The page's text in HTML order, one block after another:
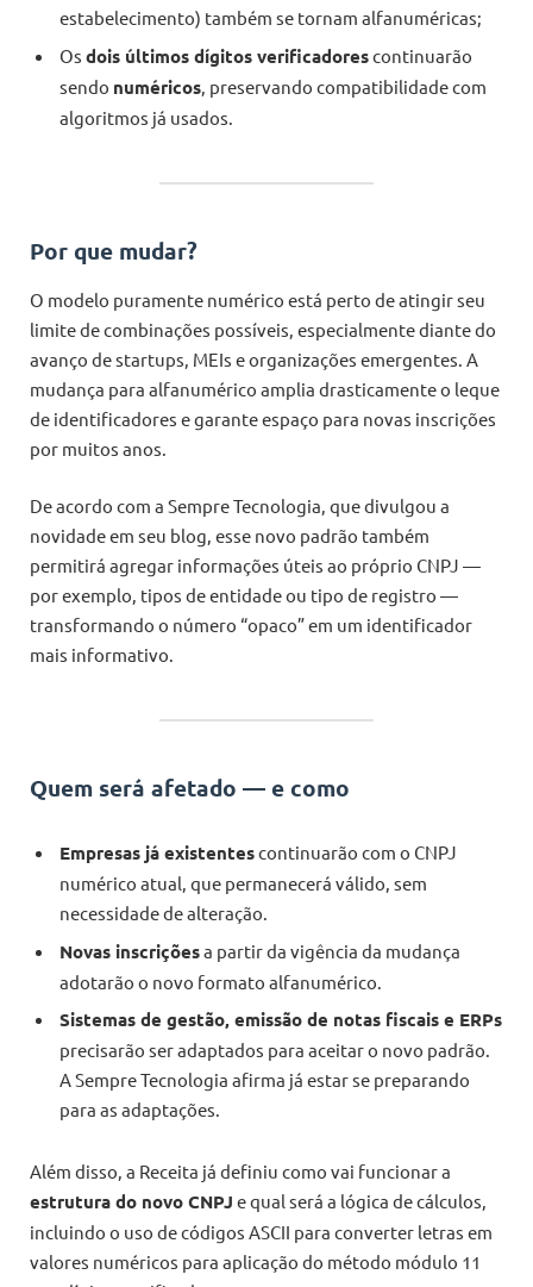
estabelecimento) também se tornam alfanuméricas;
Os dois últimos dígitos verificadorescontinuarão
sendo numéricos , preservando compatibilidade com
algoritmos já usados.
Por que mudar?
O modelo puramente numérico está perto de atingir seu
limite de combinações possíveis, especialmente diante do
avanço de startups, MEIs e organizações emergentes. A
mudança para alfanumérico amplia drasticamente o leque
de identificadores e garante espaço para novas inscrições
por muitos anos.
De acordo com a Sempre Tecnologia, que divulgou a
novidade em seu blog, esse novo padrão também
permitirá agregar informações úteis ao próprio CNPJ —
por exemplo, tipos de entidade ou tipo de registro —
transformando o número “opaco” em um identificador
mais informativo.
Quem será afetado — e como
Empresas já existentescontinuarão com o CNPJ
numérico atual, que permanecerá válido, sem
necessidade de alteração.
Novas inscriçõesa partir da vigência da mudança
adotarão o novo formato alfanumérico.
Sistemas de gestão, emissão de notas fiscais e ERPs
precisarão ser adaptados para aceitar o novo padrão.
A Sempre Tecnologia afirma já estar se preparando
para as adaptações.
Além disso, a Receita já definiu como vai funcionar a
estrutura do novo CNPJ e qual será a lógica de cálculos,
incluindo o uso de códigos ASCII para converter letras em
valores numéricos para aplicação do método módulo 11